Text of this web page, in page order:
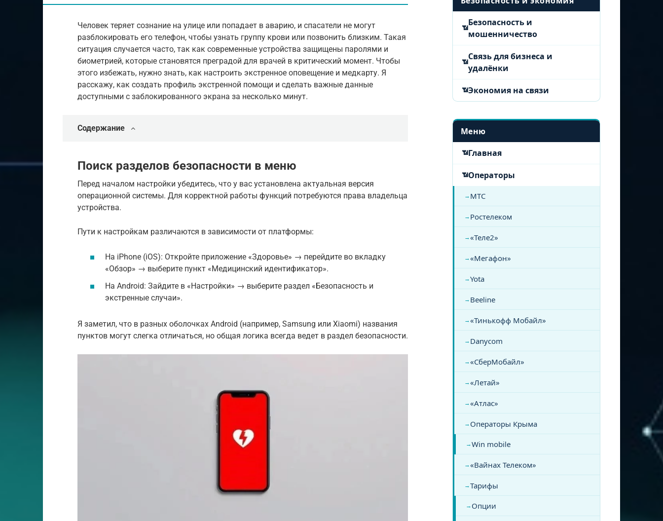
Человек теряет сознание на улице или попадает в аварию, и спасатели не могут
разблокировать его телефон, чтобы узнать группу крови или позвонить близким. Такая
ситуация случается часто, так как современные устройства защищены паролями и
биометрией, которые становятся преградой для врачей в критический момент. Чтобы
этого избежать, нужно знать, как настроить экстренное оповещение и медкарту. Я
расскажу, как создать профиль экстренной помощи и сделать важные данные
доступными с заблокированного экрана за несколько минут.
Содержание
Поиск разделов безопасности в меню
Перед началом настройки убедитесь, что у вас установлена актуальная версия
операционной системы. Для корректной работы функций потребуются права владельца
устройства.
Пути к настройкам различаются в зависимости от платформы:
На iPhone (iOS): Откройте приложение «Здоровье» → перейдите во вкладку
«Обзор» → выберите пункт «Медицинский идентификатор».
На Android: Зайдите в «Настройки» → выберите раздел «Безопасность и
экстренные случаи».
Я заметил, что в разных оболочках Android (например, Samsung или Xiaomi) названия
пунктов могут слегка отличаться, но общая логика всегда ведет в раздел безопасности.
Безопасность и
мошенничество
Связь для бизнеса и
удалёнки
Экономия на связи
Меню
Главная
Операторы
МТС
Ростелеком
«Теле2»
«Мегафон»
Yota
Beeline
«Тинькофф Мобайл»
Danycom
«СберМобайл»
«Летай»
«Атлас»
Операторы Крыма
Win mobile
«Вайнах Телеком»
Тарифы
Опции